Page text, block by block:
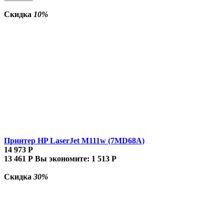
Скидка 10%
Принтер HP LaserJet M111w (7MD68A)
14 973 Р
13 461 Р Вы экономите: 1 513 Р
Скидка 30%